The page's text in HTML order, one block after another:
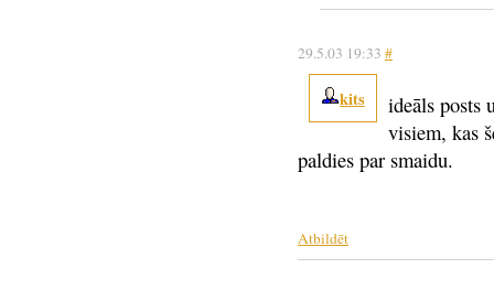
29.5.03 19:33 #
kits
ideāls posts
visiem, kas
paldies par smaidu.
Atbildēt